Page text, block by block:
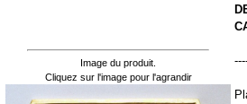
Image du produit.
Cliquez sur l'image pour l'agrandir